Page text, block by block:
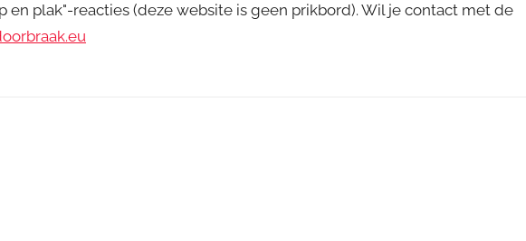
en plak"-reacties (deze website is geen prikbord). Wil je contact met de